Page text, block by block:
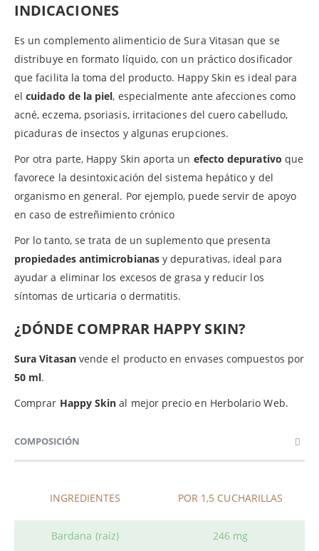
INDICACIONES
Es un complemento alimenticio de Sura Vitasan que se
distribuye en formato líquido, con un práctico dosificador
que facilita la toma del producto. Happy Skin es ideal para
elcuidado de la piel, especialmente ante afecciones como
acné, eczema, psoriasis, irritaciones del cuero cabelludo,
picaduras de insectos y algunas erupciones.
Por otra parte, Happy Skin aporta un efecto depurativo que
favorece la desintoxicación del sistema hepático y del
organismo en general. Por ejemplo, puede servir de apoyo
en caso de estreñimiento crónico
Por lo tanto, se trata de un suplemento que presenta
propiedades antimicrobianasy depurativas, ideal para
ayudar a eliminar los excesos de grasa y reducir los
síntomas de urticaria o dermatitis.
¿DÓNDE COMPRAR HAPPY SKIN?
Sura Vitasanvende el producto en envases compuestos por
50 ml.
Comprar Happy Skin al mejor precio en Herbolario Web.
COMPOSICIÓN
INGREDIENTES POR 1,5 CUCHARILLAS
Bardana (raíz) 246 mg